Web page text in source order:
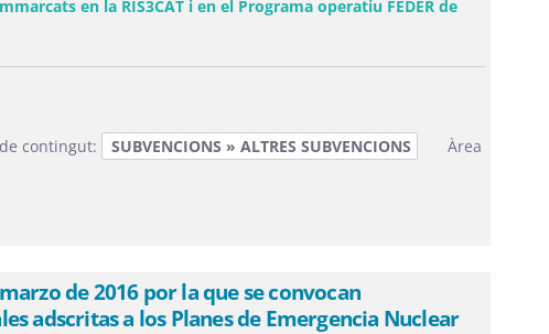
en la RIS3CAT i en el Programa operatiu FEDER de
contingut: SUBVENCIONS » ALTRES SUBVENCIONS
Àrea
de 2016 por la que se convocan
adscritas a los Planes de Emergencia Nuclear